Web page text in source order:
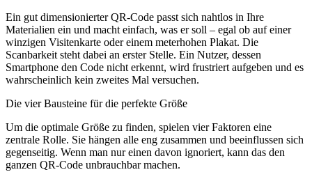
Ein gut dimensionierter QR-Code passt sich nahtlos in Ihre
Materialien ein und macht einfach, was er soll – egal ob auf einer
winzigen Visitenkarte oder einem meterhohen Plakat. Die
Scanbarkeit steht dabei an erster Stelle. Ein Nutzer, dessen
Smartphone den Code nicht erkennt, wird frustriert aufgeben und es
wahrscheinlich kein zweites Mal versuchen.
Die vier Bausteine für die perfekte Größe
Um die optimale Größe zu finden, spielen vier Faktoren eine
zentrale Rolle. Sie hängen alle eng zusammen und beeinflussen sich
gegenseitig. Wenn man nur einen davon ignoriert, kann das den
ganzen QR-Code unbrauchbar machen.